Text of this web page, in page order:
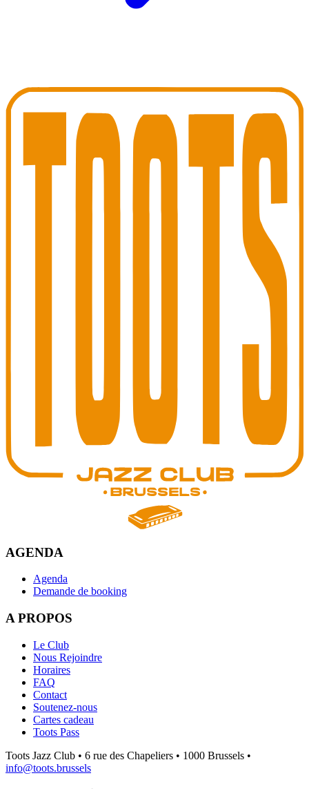
AGENDA
Agenda
Demande de booking
A PROPOS
Le Club
Nous Rejoindre
Horaires
FAQ
Contact
Soutenez-nous
Cartes cadeau
Toots Pass
Toots Jazz Club • 6 rue des Chapeliers • 1000 Brussels •
info@toots.brussels